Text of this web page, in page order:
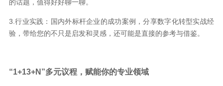
的话题，值得好好聊一聊。
3.行业实践：国内外标杆企业的成功案例，分享数字化转型实战经
验，带给您的不只是启发和灵感，还可能是直接的参考与借鉴。
“1+13+N”多元议程，赋能你的专业领域